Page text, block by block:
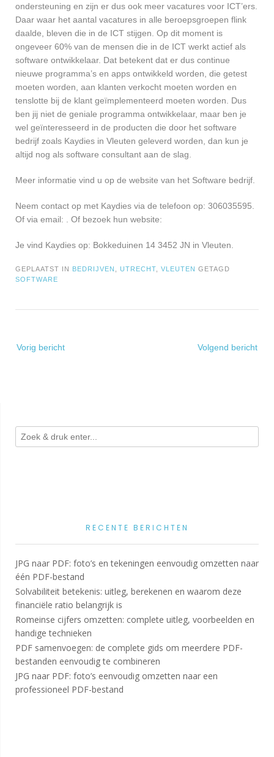
ondersteuning en zijn er dus ook meer vacatures voor ICT’ers.
Daar waar het aantal vacatures in alle beroepsgroepen flink
daalde, bleven die in de ICT stijgen. Op dit moment is
ongeveer 60% van de mensen die in de ICT werkt actief als
software ontwikkelaar. Dat betekent dat er dus continue
nieuwe programma’s en apps ontwikkeld worden, die getest
moeten worden, aan klanten verkocht moeten worden en
tenslotte bij de klant geïmplementeerd moeten worden. Dus
ben jij niet de geniale programma ontwikkelaar, maar ben je
wel geïnteresseerd in de producten die door het software
bedrijf zoals Kaydies in Vleuten geleverd worden, dan kun je
altijd nog als software consultant aan de slag.
Meer informatie vind u op de website van het Software bedrijf.
Neem contact op met Kaydies via de telefoon op: 306035595.
Of via email:
. Of bezoek hun website:
Je vind Kaydies op: Bokkeduinen 14 3452 JN in Vleuten.
GEPLAATST IN BEDRIJVEN UTRECHT VLEUTEN GETAGD
SOFTWARE
navigatie
Vorig bericht Volgend bericht
RECENTE BERICHTEN
JPG naar PDF: foto’s en tekeningen eenvoudig omzetten naar
één PDF-bestand
Solvabiliteit betekenis: uitleg, berekenen en waarom deze
financiële ratio belangrijk is
Romeinse cijfers omzetten: complete uitleg, voorbeelden en
handige technieken
PDF samenvoegen: de complete gids om meerdere PDF-
bestanden eenvoudig te combineren
JPG naar PDF: foto’s eenvoudig omzetten naar een
professioneel PDF-bestand